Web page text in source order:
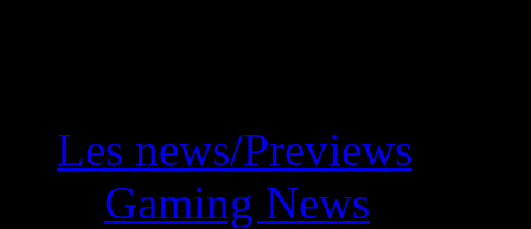
Les news/Previews
Gaming News